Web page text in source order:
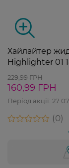
Хайлайтер
Highlighter 01
229,99 ГРН
160,99 ГРН
Період акції: 27
0